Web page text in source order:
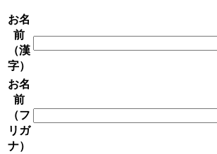
お名
前
（漢
字）
お名
前
（フ
リガ
ナ）